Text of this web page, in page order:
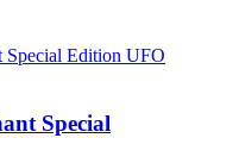
Special